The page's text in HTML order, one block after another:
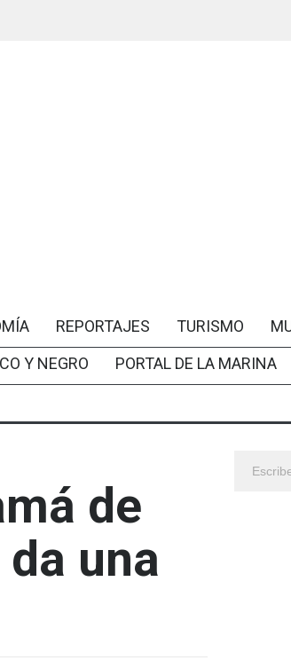
REPORTAJES TURISMO
Y NEGRO PORTAL DE LA MARINA
de
una